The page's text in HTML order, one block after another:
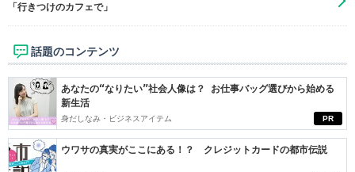
「行きつけのカフェで」
話題のコンテンツ
PR
あなたの“なりたい”社会人像は？ お仕事バッグ選びから始める
新生活
身だしなみ・ビジネスアイテム
ウワサの真実がここにある！？ クレジットカードの都市伝説